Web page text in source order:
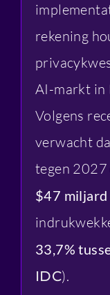
rekening
AI-markt in
Volgens
verwacht
tegen 2027
$47 miljard
33,7%
IDC).